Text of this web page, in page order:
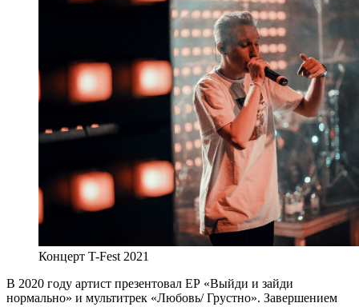
Концерт T-Fest 2021
В 2020 году артист презентовал EP «Выйди и зайди
нормально» и мультитрек «Любовь/ Грустно». Завершением